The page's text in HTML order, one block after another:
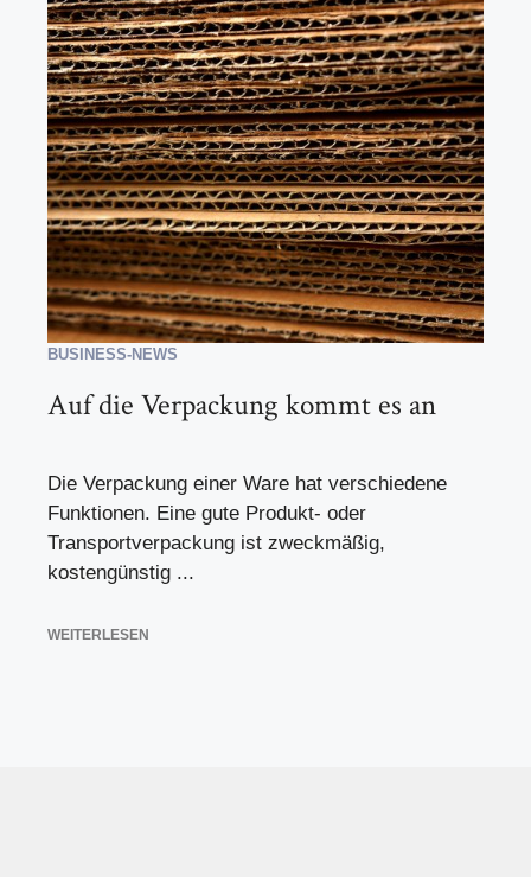
BUSINESS-NEWS
Auf die Verpackung kommt es an
Die Verpackung einer Ware hat verschiedene
Funktionen. Eine gute Produkt- oder
Transportverpackung ist zweckmäßig,
kostengünstig ...
WEITERLESEN